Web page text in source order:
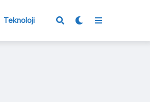
Teknoloji